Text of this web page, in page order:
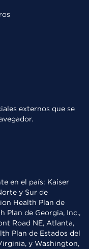
externos que se
en el país: Kaiser
y Sur de
Health Plan de
Plan de Georgia, Inc.,
Road NE, Atlanta,
Plan de Estados del
y Washington,